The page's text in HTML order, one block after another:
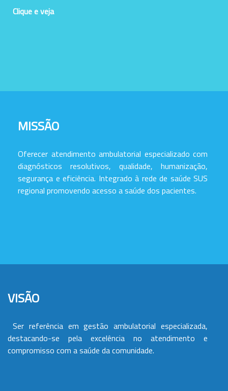
Clique e veja
MISSÃO
Oferecer atendimento ambulatorial especializado com
diagnósticos resolutivos, qualidade, humanização,
segurança e eficiência. Integrado à rede de saúde SUS
regional promovendo acesso a saúde dos pacientes.
VISÃO
Ser referência em gestão ambulatorial especializada,
destacando-se pela excelência no atendimento e
compromisso com a saúde da comunidade.